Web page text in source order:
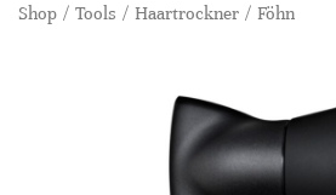
Shop Tools Haartrockner Föhn